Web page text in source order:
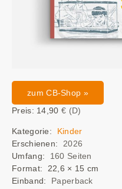
zum CB-Shop »
Preis: 14,90 € (D)
Kategorie: Kinder
Erschienen: 2026
Umfang: 160 Seiten
Format: 22,6 × 15 cm
Einband: Paperback